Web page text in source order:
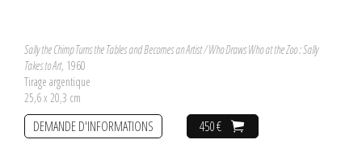
Sally the Chimp Turns the Tables and Becomes an Artist / Who Draws Who at the Zoo : Sally
Takes to Art, 1960
Tirage argentique
25,6 x 20,3 cm
450 €
DEMANDE D'INFORMATIONS